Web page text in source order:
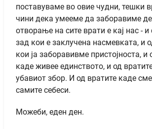
поставуваме во овие чудни, тешки
чини дека умееме да заборавиме
отворање на сите врати е кај нас - и
зад кои е заклучена насмевката, и
кои ја заборавивме пристојноста, и
каде живее единството, и од
убавиот збор. И од вратите каде
самите себеси.
Можеби, еден ден.